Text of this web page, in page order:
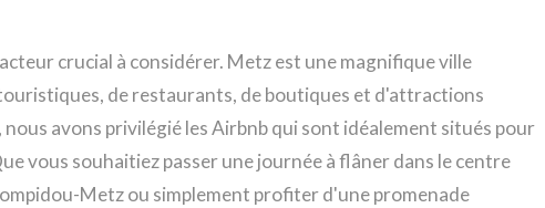
crucial à considérer. Metz est une magnifique ville
de restaurants, de boutiques et d'attractions
avons privilégié les Airbnb qui sont idéalement situés pour
vous souhaitiez passer une journée à flâner dans le centre
Metz ou simplement profiter d'une promenade